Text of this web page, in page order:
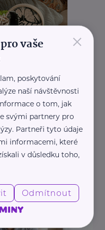
×
vaše
poskytování
naší návštěvnosti
o tom, jak
svými partnery pro
Partneři tyto údaje
informacemi, které
v důsledku toho,
Odmítnout